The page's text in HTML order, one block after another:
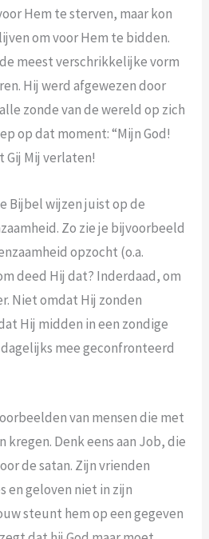
Hem te sterven, maar kon
om voor Hem te bidden.
meest verschrikkelijke vorm
Hij werd afgewezen door
zonde van de wereld op zich
op dat moment: “Mijn God!
Gij Mij verlaten!
Bijbel wijzen juist op de
Zo zie je bijvoorbeeld
opzocht (o.a.
deed Hij dat? Inderdaad, om
Niet omdat Hij zonden
Hij midden in een zondige
mee geconfronteerd
van mensen die met
kregen. Denk eens aan Job, die
de satan. Zijn vrienden
en geloven niet in zijn
steunt hem op een gegeven